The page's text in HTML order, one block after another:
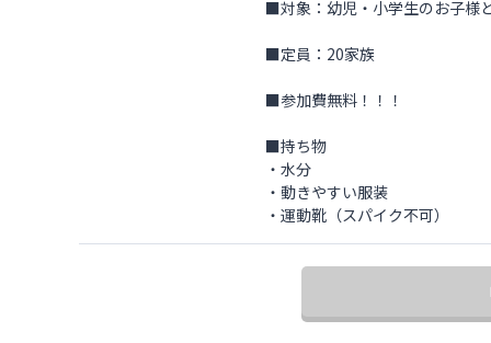
■対象：幼児・小学生のお子様
■定員：20家族
■参加費無料！！！
■持ち物
・水分
・動きやすい服装
・運動靴（スパイク不可）